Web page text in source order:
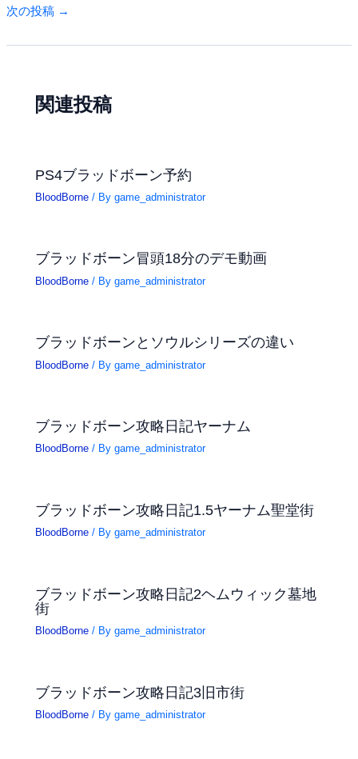
次の投稿 →
関連投稿
PS4ブラッドボーン予約
BloodBorne / Bygame_administrator
ブラッドボーン冒頭18分のデモ動画
BloodBorne / Bygame_administrator
ブラッドボーンとソウルシリーズの違い
BloodBorne / Bygame_administrator
ブラッドボーン攻略日記ヤーナム
BloodBorne / Bygame_administrator
ブラッドボーン攻略日記1.5ヤーナム聖堂街
BloodBorne / Bygame_administrator
ブラッドボーン攻略日記2ヘムウィック墓地
街
BloodBorne / Bygame_administrator
ブラッドボーン攻略日記3旧市街
BloodBorne / Bygame_administrator